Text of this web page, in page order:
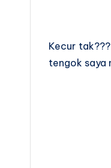
Kecur
tengok saya